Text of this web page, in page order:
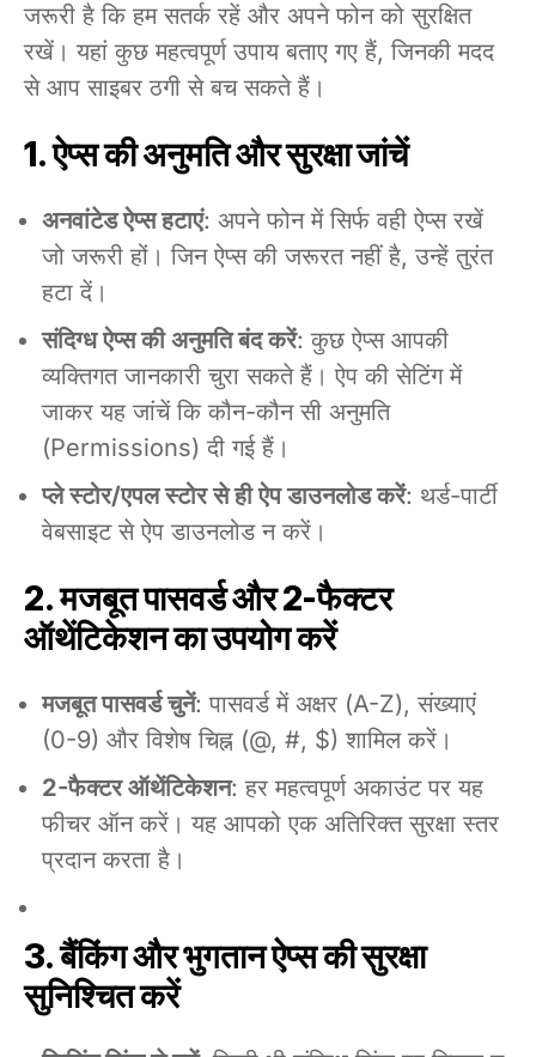
जरूरी है कि हम सतर्क रहें और अपने फोन को सुरक्षित
रखें। यहां कुछ महत्वपूर्ण उपाय बताए गए हैं, जिनकी मदद
से आप साइबर ठगी से बच सकते हैं।
1. ऐप्स की अनुमति और सुरक्षा जांचें
अनवांटेड ऐप्स हटाएं: अपने फोन में सिर्फ वही ऐप्स रखें
जो जरूरी हों। जिन ऐप्स की जरूरत नहीं है, उन्हें तुरंत
हटा दें।
संदिग्ध ऐप्स की अनुमति बंद करें: कुछ ऐप्स आपकी
व्यक्तिगत जानकारी चुरा सकते हैं। ऐप की सेटिंग में
जाकर यह जांचें कि कौन-कौन सी अनुमति
(Permissions) दी गई हैं।
प्ले स्टोर/एपल स्टोर से ही ऐप डाउनलोड करें: थर्ड-पार्टी
वेबसाइट से ऐप डाउनलोड न करें।
2. मजबूत पासवर्ड और 2-फैक्टर
ऑथेंटिकेशन का उपयोग करें
मजबूत पासवर्ड चुनें: पासवर्ड में अक्षर (A-Z), संख्याएं
(0-9) और विशेष चिह्न (@, #, $) शामिल करें।
2-फैक्टर ऑथेंटिकेशन: हर महत्वपूर्ण अकाउंट पर यह
फीचर ऑन करें। यह आपको एक अतिरिक्त सुरक्षा स्तर
प्रदान करता है।
3. बैंकिंग और भुगतान ऐप्स की सुरक्षा
सुनिश्चित करें